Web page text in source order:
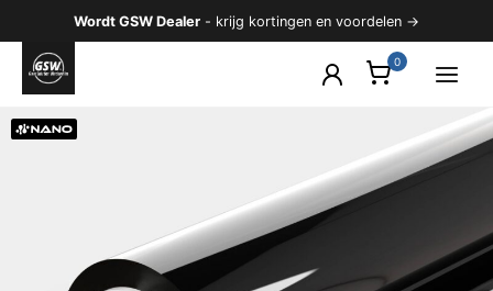
naar
inhoud
Wordt GSW Dealer - krijg kortingen en voordelen →